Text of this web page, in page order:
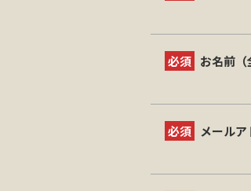
必須 お名前（
必須 メールア